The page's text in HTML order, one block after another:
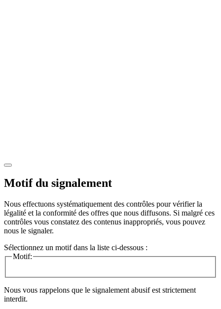
Motif du signalement
Nous effectuons systématiquement des contrôles pour vérifier la
légalité et la conformité des offres que nous diffusons. Si malgré ces
contrôles vous constatez des contenus inappropriés, vous pouvez
nous le signaler.
Sélectionnez un motif dans la liste ci-dessous :
Motif:
Nous vous rappelons que le signalement abusif est strictement
interdit.